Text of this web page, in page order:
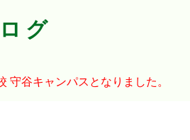
グ
守谷キャンパスとなりました。